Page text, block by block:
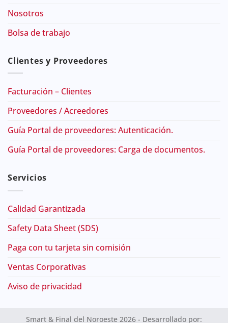
Nosotros
Bolsa de trabajo
Clientes y Proveedores
Facturación – Clientes
Proveedores / Acreedores
Guía Portal de proveedores: Autenticación.
Guía Portal de proveedores: Carga de documentos.
Servicios
Calidad Garantizada
Safety Data Sheet (SDS)
Paga con tu tarjeta sin comisión
Ventas Corporativas
Aviso de privacidad
Smart & Final del Noroeste 2026 - Desarrollado por: